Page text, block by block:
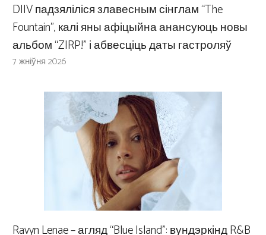
DIIV падзяліліся злавесным сінглам “The
Fountain”, калі яны афіцыйна анансуюць новы
альбом “ZIRP!” і абвесціць даты гастроляў
7 жніўня 2026
Ravyn Lenae – агляд “Blue Island”: вундэркінд R&B